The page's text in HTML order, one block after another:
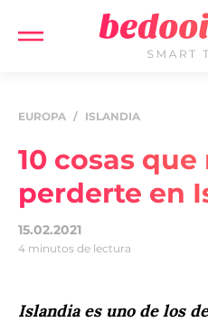
EUROPA / ISLANDIA
10 cosas
perderte en
15.02.2021
4 minutos de lectura
Islandia es uno de los